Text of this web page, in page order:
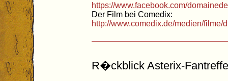
https://www.facebook.com/
Der Film bei Comedix:
http://www.comedix.de/medien/filme/
R�ckblick Asterix-